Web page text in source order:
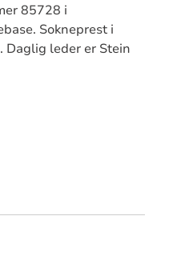
85728 i
Sokneprest i
Daglig leder er Stein